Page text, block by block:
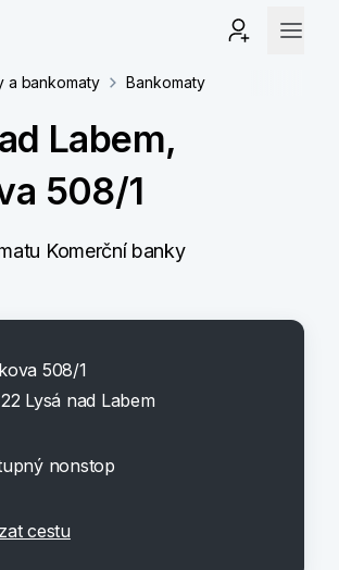
a bankomaty Bankomaty
Labem,
508/1
Komerční banky
508/1
Lysá nad Labem
nonstop
cestu